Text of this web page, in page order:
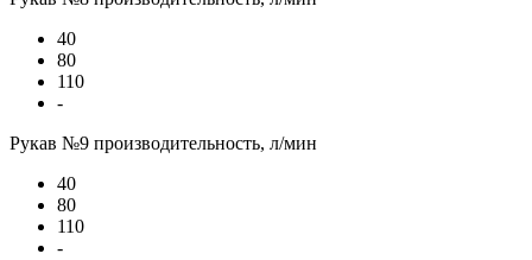
40
80
110
-
Рукав №9 производительность, л/мин
40
80
110
-